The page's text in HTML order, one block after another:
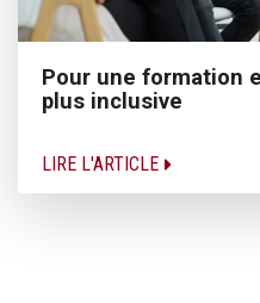
Pour une formation
plus inclusive
LIRE L'ARTICLE